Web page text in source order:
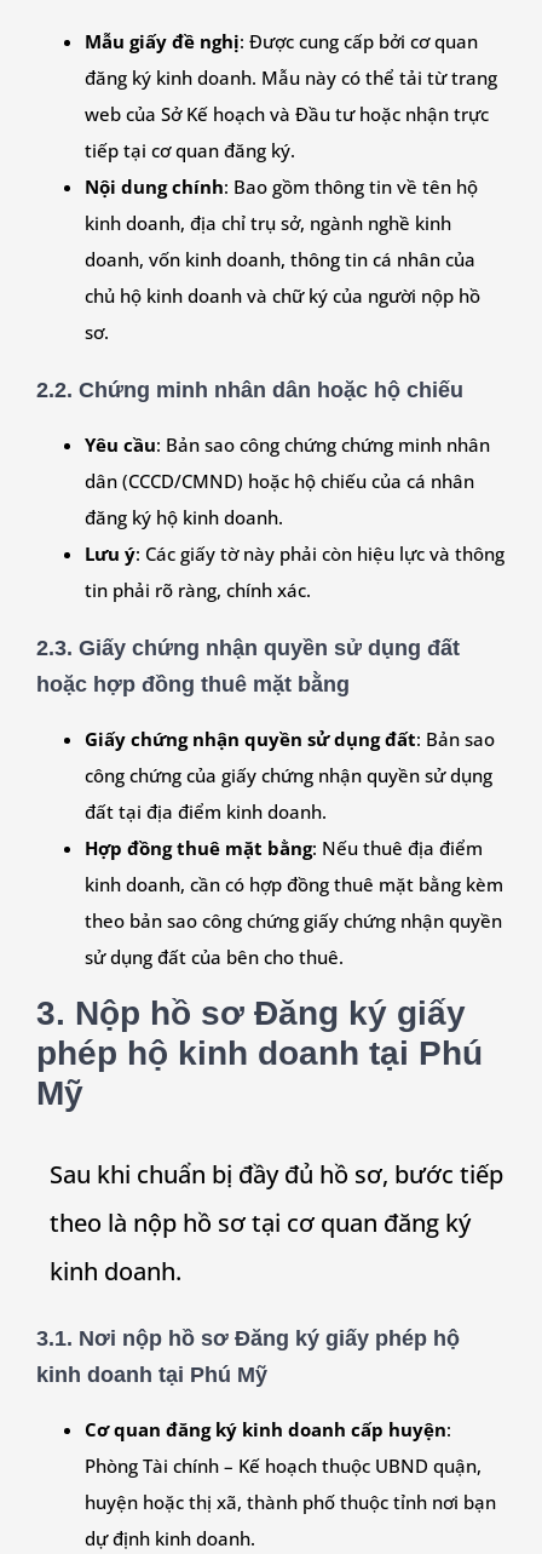
Mẫu giấy đề nghị: Được cung cấp bởi cơ quan
đăng ký kinh doanh. Mẫu này có thể tải từ trang
web của Sở Kế hoạch và Đầu tư hoặc nhận trực
tiếp tại cơ quan đăng ký.
Nội dung chính: Bao gồm thông tin về tên hộ
kinh doanh, địa chỉ trụ sở, ngành nghề kinh
doanh, vốn kinh doanh, thông tin cá nhân của
chủ hộ kinh doanh và chữ ký của người nộp hồ
sơ.
2.2. Chứng minh nhân dân hoặc hộ chiếu
Yêu cầu: Bản sao công chứng chứng minh nhân
dân (CCCD/CMND) hoặc hộ chiếu của cá nhân
đăng ký hộ kinh doanh.
Lưu ý: Các giấy tờ này phải còn hiệu lực và thông
tin phải rõ ràng, chính xác.
2.3. Giấy chứng nhận quyền sử dụng đất
hoặc hợp đồng thuê mặt bằng
Giấy chứng nhận quyền sử dụng đất: Bản sao
công chứng của giấy chứng nhận quyền sử dụng
đất tại địa điểm kinh doanh.
Hợp đồng thuê mặt bằng: Nếu thuê địa điểm
kinh doanh, cần có hợp đồng thuê mặt bằng kèm
theo bản sao công chứng giấy chứng nhận quyền
sử dụng đất của bên cho thuê.
3. Nộp hồ sơ Đăng ký giấy
phép hộ kinh doanh tại Phú
Mỹ
Sau khi chuẩn bị đầy đủ hồ sơ, bước tiếp
theo là nộp hồ sơ tại cơ quan đăng ký
kinh doanh.
3.1. Nơi nộp hồ sơ Đăng ký giấy phép hộ
kinh doanh tại Phú Mỹ
Cơ quan đăng ký kinh doanh cấp huyện:
Phòng Tài chính – Kế hoạch thuộc UBND quận,
huyện hoặc thị xã, thành phố thuộc tỉnh nơi bạn
dự định kinh doanh.